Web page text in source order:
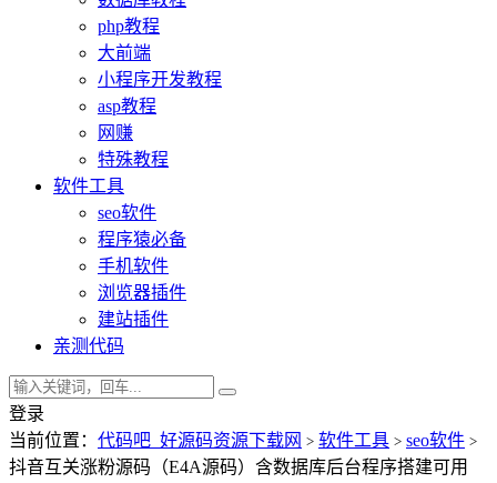
php教程
大前端
小程序开发教程
asp教程
网赚
特殊教程
软件工具
seo软件
程序猿必备
手机软件
浏览器插件
建站插件
亲测代码
登录
当前位置： 代码吧_好源码资源下载网 > 软件工具 > seo软件 >
抖音互关涨粉源码（E4A源码）含数据库后台程序搭建可用